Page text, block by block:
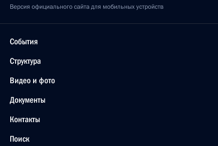
Версия официального сайта для мобильных устройств
События
Структура
Видео и фото
Документы
Контакты
Поиск